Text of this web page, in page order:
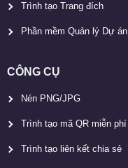
Trình tạo Trang đích
Phần mềm Quản lý Dự án
CÔNG CỤ
Nén PNG/JPG
Trình tạo mã QR miễn phí
Trình tạo liên kết chia sẻ